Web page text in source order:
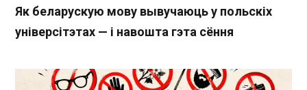
Як беларускую мову вывучаюць у польскіх
універсітэтах — і навошта гэта сёння